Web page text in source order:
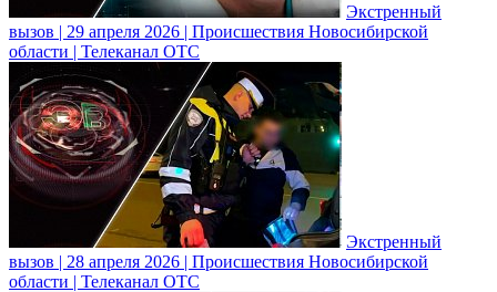
Экстренный
вызов | 29 апреля 2026 | Происшествия Новосибирской
области | Телеканал ОТС
Экстренный
вызов | 28 апреля 2026 | Происшествия Новосибирской
области | Телеканал ОТС